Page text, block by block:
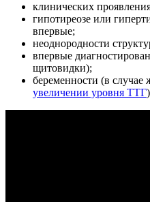
клинических
гипотиреозе или
впервые;
неоднородности
впервые
щитовидки);
беременности (в
увеличении уровня ТТГ